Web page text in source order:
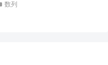
数列